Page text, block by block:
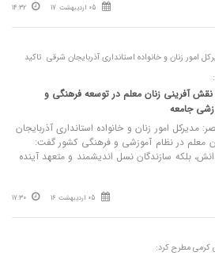
05 اردیبهشت 17 14:32
امور زنان و خانواده استانداری آذربایجان شرقی تاکید
نقش‌ آفرینی زنان معلم در توسعه فرهنگی و
جامعه
مدیرکل امور زنان و خانواده استانداری آذربایجان
معلم در نظام آموزشی و فرهنگی کشور گفت:
بلکه سازندگان نسل اندیشمند و متعهد آینده
05 اردیبهشت 16 17:30
کرمی مطرح کرد: